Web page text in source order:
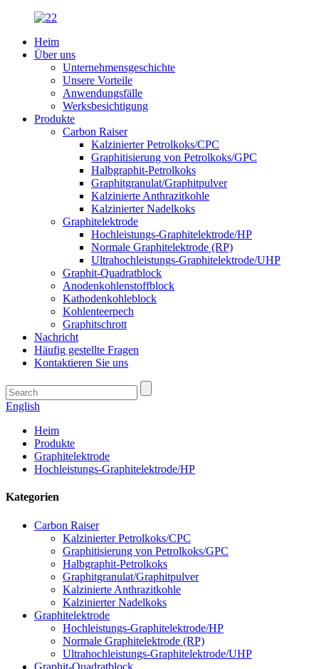
Heim
Über uns
Unternehmensgeschichte
Unsere Vorteile
Anwendungsfälle
Werksbesichtigung
Produkte
Carbon Raiser
Kalzinierter Petrolkoks/CPC
Graphitisierung von Petrolkoks/GPC
Halbgraphit-Petrolkoks
Graphitgranulat/Graphitpulver
Kalzinierte Anthrazitkohle
Kalzinierter Nadelkoks
Graphitelektrode
Hochleistungs-Graphitelektrode/HP
Normale Graphitelektrode (RP)
Ultrahochleistungs-Graphitelektrode/UHP
Graphit-Quadratblock
Anodenkohlenstoffblock
Kathodenkohleblock
Kohlenteerpech
Graphitschrott
Nachricht
Häufig gestellte Fragen
Kontaktieren Sie uns
English
Heim
Produkte
Graphitelektrode
Hochleistungs-Graphitelektrode/HP
Kategorien
Carbon Raiser
Kalzinierter Petrolkoks/CPC
Graphitisierung von Petrolkoks/GPC
Halbgraphit-Petrolkoks
Graphitgranulat/Graphitpulver
Kalzinierte Anthrazitkohle
Kalzinierter Nadelkoks
Graphitelektrode
Hochleistungs-Graphitelektrode/HP
Normale Graphitelektrode (RP)
Ultrahochleistungs-Graphitelektrode/UHP
Graphit-Quadratblock